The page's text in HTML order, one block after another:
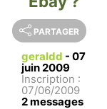
PARTAGER
geraldd - 07
juin 2009
Inscription :
07/06/2009
2 messages